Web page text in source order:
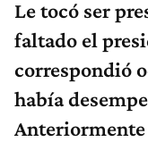
Le tocó ser
faltado el
correspondió
había